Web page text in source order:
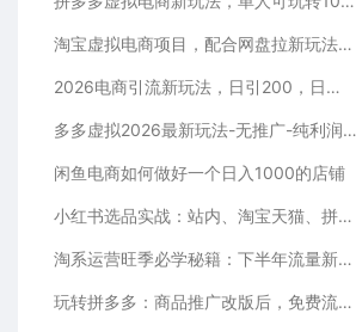
淘宝虚拟电商项目，配合网盘拉新玩法，新手小白轻松月入过万，外面收费1980的项目！
2026电商引流新玩法，日引200，日可入2500+
多多虚拟2026最新玩法-无推广-纯利润新玩法
闲鱼电商如何做好一个日入1000的店铺
小红书选品实战：站内、淘宝天猫、拼多多，多渠道选品策略
淘系运营旺季必学秘籍：下半年流量新玩法：搜索+推荐全域收割（无水印）
玩转拼多多：商品推广改版后，免费流量+货损策略打造爆款新法（无水印）